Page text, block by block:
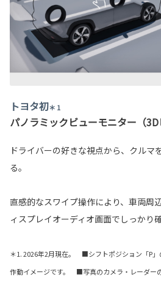
トヨタ初＊ 1
パノラミックビューモニター（3D
ドライバーの好きな視点から、クルマ
る。
直感的なスワイプ操作により、車両周
ィスプレイオーディオ画面でしっかり
＊1. 2026年2月現在。 ■シフトポジション「P
作動イメージです。 ■写真のカメラ・レーダー